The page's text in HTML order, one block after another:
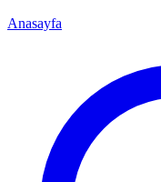
Anasayfa